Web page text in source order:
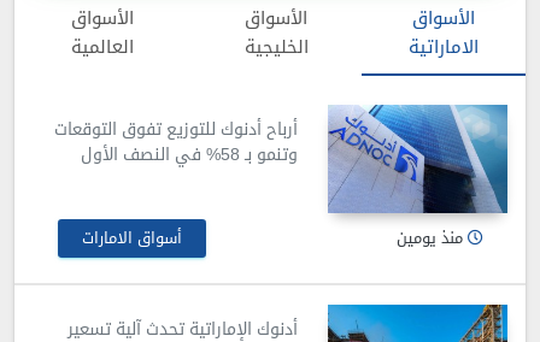
الأسواق
الاماراتية
الأسواق
الخليجية
الأسواق
العالمية
أرباح أدنوك للتوزيع تفوق التوقعات
وتنمو بـ 58% في النصف الأول
منذ يومين أسواق الامارات
أدنوك الإماراتية تحدث آلية تسعير